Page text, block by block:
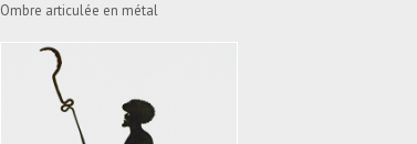
Ombre articulée en métal